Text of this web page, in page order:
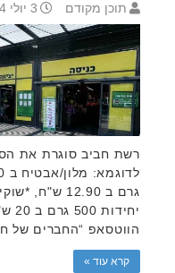
תוכן מקודם 3 יולי 2024 7:40
הווטסאפ “החברים של
קרא עוד »